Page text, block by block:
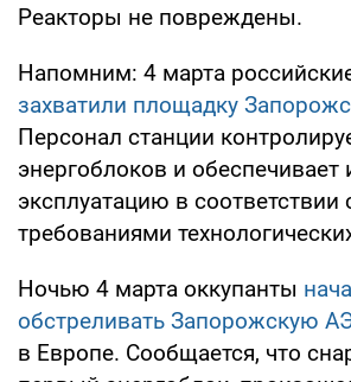
Реакторы не повреждены.
Напомним: 4 марта
захватили площадку
Персонал станции
энергоблоков и обеспечивает
эксплуатацию в соответствии
требованиями
Ночью 4 марта оккупанты
обстреливать Запорожскую
в Европе. Сообщается, что